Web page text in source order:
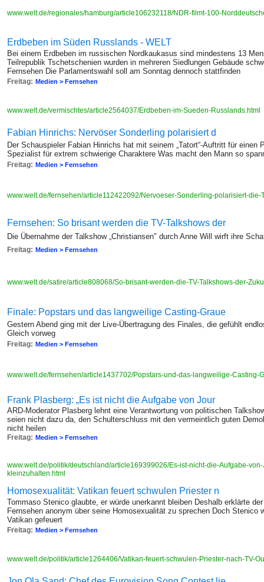
www.welt.de/regionales/hamburg/article106232118/NDR-filmt-100-
Erdbeben im Süden Russlands - WELT
Bei einem Erdbeben im russischen Nordkaukasus sind mindestens 13
Teilrepublik Tschetschenien wurden in mehreren Siedlungen Gebäude
Fernsehen Die Parlamentswahl soll am Sonntag dennoch stattfinden
Freitag: Medien > Fernsehen
www.welt.de/vermischtes/article2564037/Erdbeben-im-Sueden-Russlands.html
Fabian Hinrichs: Nervöser Sonderling polarisiert d
Der Schauspieler Fabian Hinrichs hat mit seinem „Tatort“-Auftritt für
Spezialist für extrem schwierige Charaktere Was macht den Mann so
Freitag: Medien > Fernsehen
www.welt.de/fernsehen/article112422092/Nervoeser-Sonderling-polarisiert-die-
Fernsehen: So brisant werden die TV-Talkshows der
Die Übernahme der Talkshow „Christiansen" durch Anne Will wirft ihre
Freitag: Medien > Fernsehen
www.welt.de/satire/article808068/So-brisant-werden-die-TV-Talkshows-der-
Finale: Popstars und das langweilige Casting-Graue
Gestern Abend ging mit der Live-Übertragung des Finales, die gefühlt
Gleich vorweg
Freitag: Medien > Fernsehen
www.welt.de/fernsehen/article1437702/Popstars-und-das-langweilige-Casting-
Frank Plasberg: „Es ist nicht die Aufgabe von Jour
ARD-Moderator Plasberg lehnt eine Verantwortung von politischen
seien nicht dazu da, den Schulterschluss mit den vermeintlich guten
nicht heilen
Freitag: Medien > Fernsehen
www.welt.de/politik/deutschland/article169399026/Es-ist-nicht-die-Aufgabe-
kleinzuhalten.html
Homosexualität: Vatikan feuert schwulen Priester n
Tommaso Stenico glaubte, er würde unerkannt bleiben Deshalb erklärte
Fernsehen anonym über seine Homosexualität zu sprechen Doch Stenico
Vatikan gefeuert
Freitag: Medien > Fernsehen
www.welt.de/politik/article1264406/Vatikan-feuert-schwulen-Priester-nach-TV-